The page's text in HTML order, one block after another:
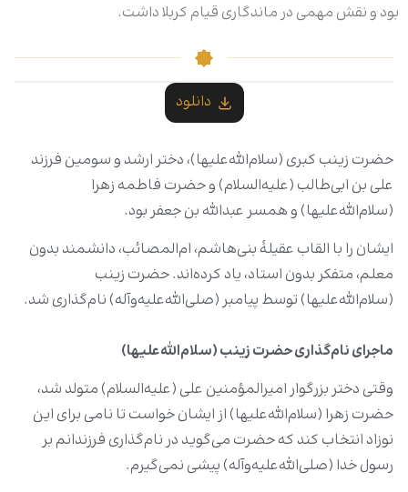
بود و نقش مهمی در ماندگاری قیام کربلا داشت.
دانلود
حضرت زینب کبری (سلام‌الله‌علیها)، دختر ارشد و سومین فرزند
علی بن ابی‌طالب (علیه‌السلام) و حضرت فاطمه زهرا
(سلام‌الله‌علیها) و همسر عبدالله بن جعفر بود.
ایشان را با القاب عقیلۀ بنی‌هاشم، ام‌المصائب، دانشمند بدون
معلم، متفکر بدون استاد، یاد کرده‌اند. حضرت زینب
(سلام‌الله‌علیها) توسط پیامبر (صلی‌الله‌علیه‌و‌آله‌) نام‌گذاری شد.
ماجرای نام‌گذاری حضرت زینب (سلام‌الله‌علیها)
وقتی دختر بزرگوار امیرالمؤمنین علی (علیه‌السلام) متولد شد،
حضرت زهرا (سلام‌الله‌علیها) از ایشان خواست تا نامی برای این
نوزاد انتخاب کند که حضرت می‌گوید در نام‌گذاری فرزندانم بر
رسول خدا (صلی‌الله‌علیه‌وآله) پیشی نمی‌گیرم.